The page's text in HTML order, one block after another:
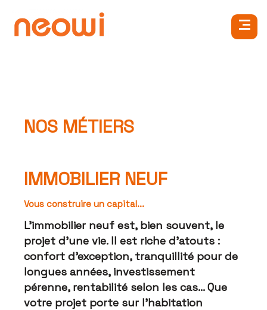
NOS MÉTIERS
IMMOBILIER NEUF
Vous construire un capital...
L'immobilier neuf est, bien souvent, le
projet d'une vie. Il est riche d'atouts :
confort d'exception, tranquillité pour de
longues années, investissement
pérenne, rentabilité selon les cas... Que
votre projet porte sur l'habitation